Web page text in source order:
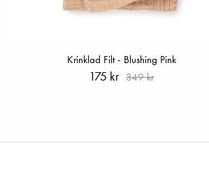
Krinklad Filt - Blushing Pink
175 kr 349 kr